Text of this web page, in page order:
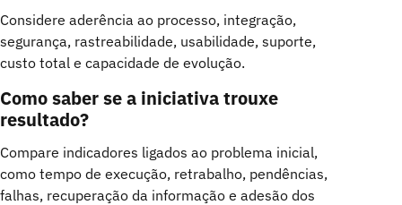
Considere aderência ao processo, integração,
segurança, rastreabilidade, usabilidade, suporte,
custo total e capacidade de evolução.
Como saber se a iniciativa trouxe
resultado?
Compare indicadores ligados ao problema inicial,
como tempo de execução, retrabalho, pendências,
falhas, recuperação da informação e adesão dos